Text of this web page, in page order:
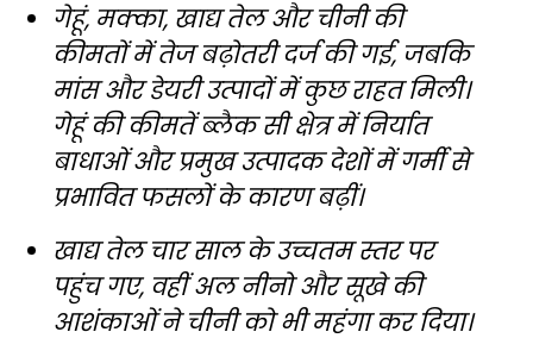
गेहूं, मक्का, खाद्य तेल और चीनी की
कीमतों में तेज बढ़ोतरी दर्ज की गई, जबकि
मांस और डेयरी उत्पादों में कुछ राहत मिली।
गेहूं की कीमतें ब्लैक सी क्षेत्र में निर्यात
बाधाओं और प्रमुख उत्पादक देशों में गर्मी से
प्रभावित फसलों के कारण बढ़ीं।
खाद्य तेल चार साल के उच्चतम स्तर पर
पहुंच गए, वहीं अल नीनो और सूखे की
आशंकाओं ने चीनी को भी महंगा कर दिया।